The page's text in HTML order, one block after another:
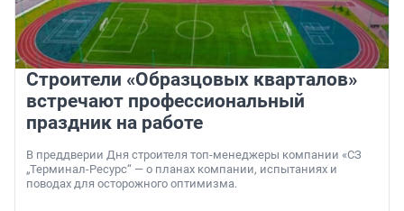
Строители «Образцовых кварталов»
встречают профессиональный
праздник на работе
В преддверии Дня строителя топ-менеджеры компании «СЗ
„Терминал-Ресурс“ — о планах компании, испытаниях и
поводах для осторожного оптимизма.